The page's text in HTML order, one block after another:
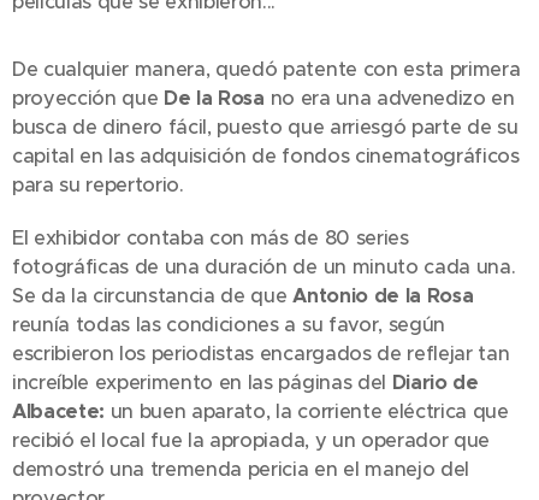
De cualquier manera, quedó patente con esta primera
proyección que De la Rosa no era una advenedizo en
busca de dinero fácil, puesto que arriesgó parte de su
capital en las adquisición de fondos cinematográficos
para su repertorio.
El exhibidor contaba con más de 80 series
fotográficas de una duración de un minuto cada una.
Se da la circunstancia de queAntonio de la Rosa
reunía todas las condiciones a su favor, según
escribieron los periodistas encargados de reflejar tan
increíble experimento en las páginas del Diario de
Albacete: un buen aparato, la corriente eléctrica que
recibió el local fue la apropiada, y un operador que
demostró una tremenda pericia en el manejo del